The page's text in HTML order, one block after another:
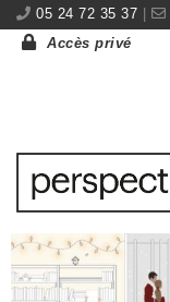
05 24 72 35 37
Accès privé